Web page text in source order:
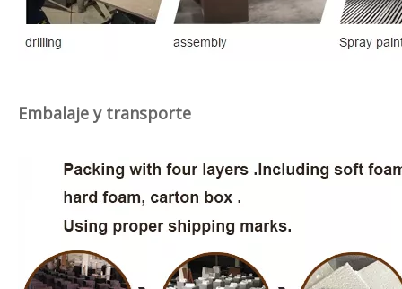
Embalaje y transporte